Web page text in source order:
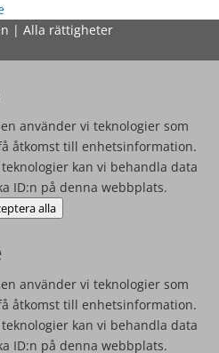
| Alla rättigheter
använder vi teknologier som
åtkomst till enhetsinformation.
kan vi behandla data
ID:n på denna webbplats.
alla
använder vi teknologier som
åtkomst till enhetsinformation.
kan vi behandla data
ID:n på denna webbplats.